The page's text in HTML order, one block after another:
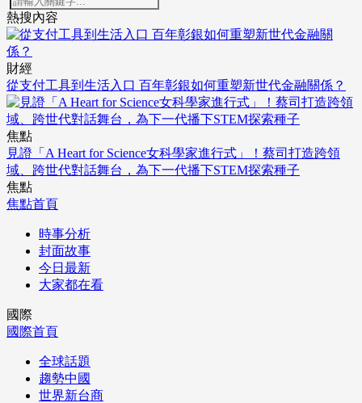
熱搜內容
財經
從支付工具到生活入口 百年彰銀如何重塑新世代金融關係？
焦點
見證「A Heart for Science女科學家進行式」！蔡司打造跨領
域、跨世代對話舞台，為下一代播下STEM探索種子
焦點
焦點首頁
時事分析
封面故事
今日最新
大家都在看
國際
國際首頁
全球話題
趨勢中國
世界新台商